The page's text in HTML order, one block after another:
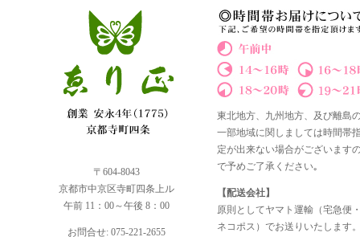
〒604-8043
京都市中京区寺町四条上ル
午前 11：00～午後 8：00
お問合せ: 075-221-2655
東北地方、九州地方、及び離島
一部地域に関しましては時間帯
定が出来ない場合がございます
で予めご了承ください｡
【配送会社】
原則としてヤマト運輸（宅急便
ネコポス）でお送りいたします